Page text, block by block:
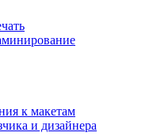
к макетам
и дизайнера